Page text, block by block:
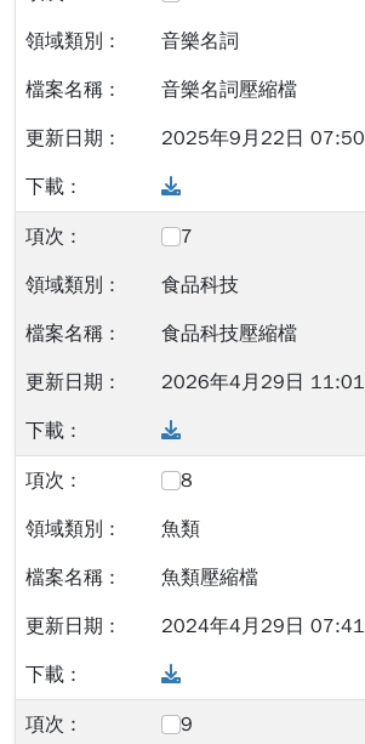
音樂名詞
音樂名詞壓縮檔
2025年9月22日 07:50
Download
7
食品科技
食品科技壓縮檔
2026年4月29日 11:01
Download
8
魚類
魚類壓縮檔
2024年4月29日 07:41
Download
9